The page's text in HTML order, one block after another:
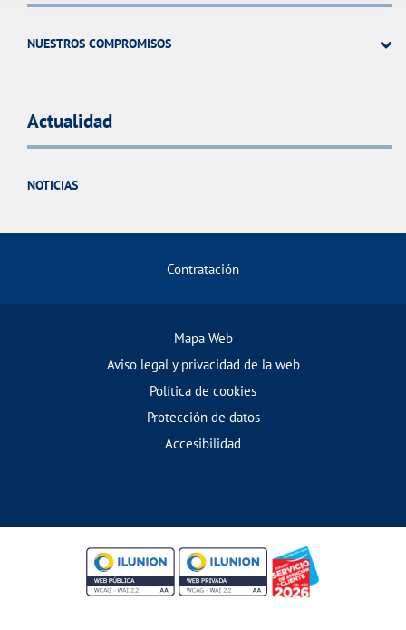
NUESTROS COMPROMISOS
Actualidad
NOTICIAS
Contratación
Mapa Web
Aviso legal y privacidad de la web
Política de cookies
Protección de datos
Accesibilidad